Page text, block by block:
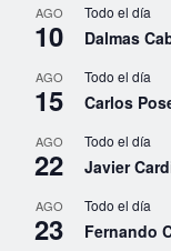
AGO
10
Todo el día
Dalmas
AGO
15
Todo el día
Carlos
AGO
22
Todo el día
Javier
AGO
23
Todo el día
Fernando